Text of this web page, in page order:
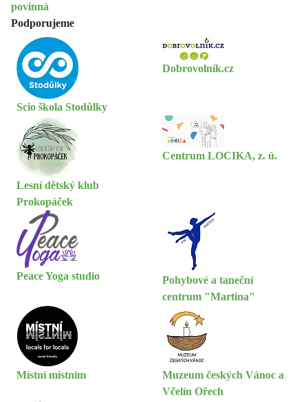
povinná
Podporujeme
Scio škola Stodůlky
Dobrovolník.cz
Lesní dětský klub
Prokopáček
Centrum LOCIKA, z. ú.
Peace Yoga studio
Pohybové a taneční
centrum "Martina"
Místní místním
Muzeum českých Vánoc a
Včelín Ořech